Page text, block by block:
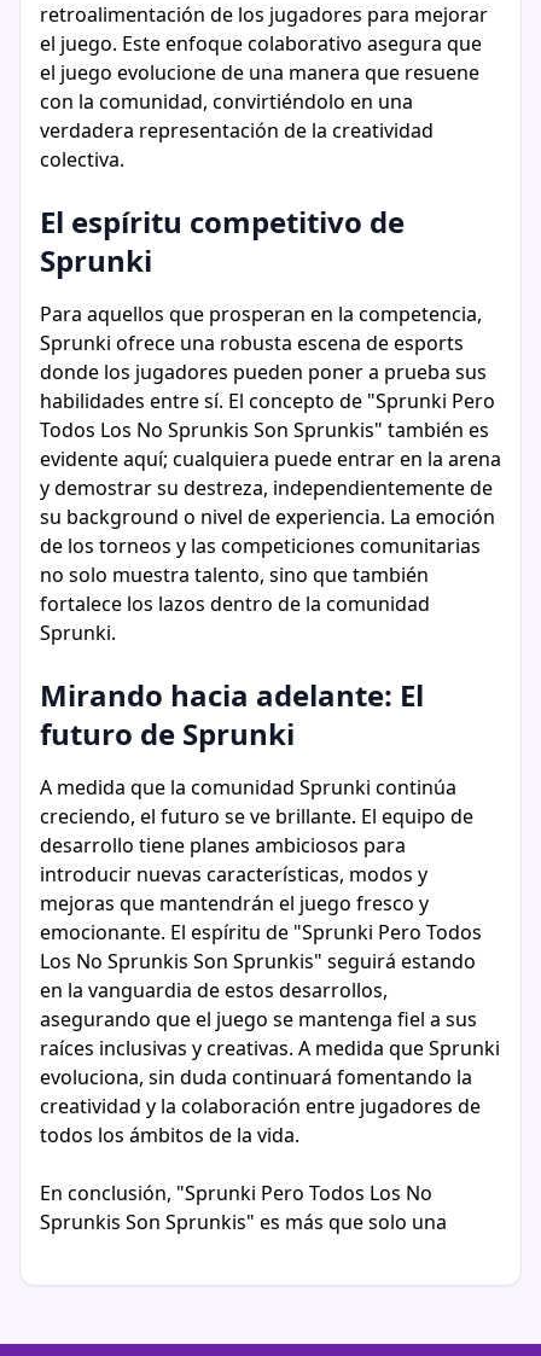
retroalimentación de los jugadores para mejorar
el juego. Este enfoque colaborativo asegura que
el juego evolucione de una manera que resuene
con la comunidad, convirtiéndolo en una
verdadera representación de la creatividad
colectiva.
El espíritu competitivo de
Sprunki
Para aquellos que prosperan en la competencia,
Sprunki ofrece una robusta escena de esports
donde los jugadores pueden poner a prueba sus
habilidades entre sí. El concepto de "Sprunki Pero
Todos Los No Sprunkis Son Sprunkis" también es
evidente aquí; cualquiera puede entrar en la arena
y demostrar su destreza, independientemente de
su background o nivel de experiencia. La emoción
de los torneos y las competiciones comunitarias
no solo muestra talento, sino que también
fortalece los lazos dentro de la comunidad
Sprunki.
Mirando hacia adelante: El
futuro de Sprunki
A medida que la comunidad Sprunki continúa
creciendo, el futuro se ve brillante. El equipo de
desarrollo tiene planes ambiciosos para
introducir nuevas características, modos y
mejoras que mantendrán el juego fresco y
emocionante. El espíritu de "Sprunki Pero Todos
Los No Sprunkis Son Sprunkis" seguirá estando
en la vanguardia de estos desarrollos,
asegurando que el juego se mantenga fiel a sus
raíces inclusivas y creativas. A medida que Sprunki
evoluciona, sin duda continuará fomentando la
creatividad y la colaboración entre jugadores de
todos los ámbitos de la vida.
En conclusión, "Sprunki Pero Todos Los No
Sprunkis Son Sprunkis" es más que solo una